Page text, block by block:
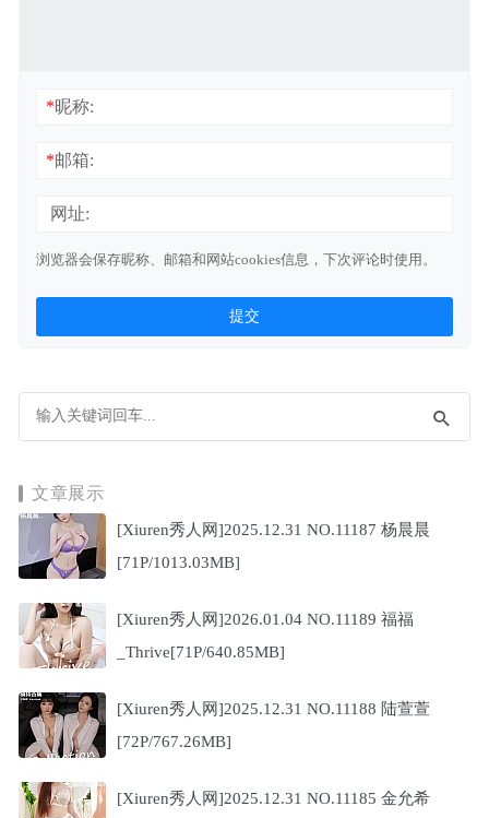
*昵称:
*邮箱:
网址:
浏览器会保存昵称、邮箱和网站cookies信息，下次评论时使用。
文章展示
[Xiuren秀人网]2025.12.31 NO.11187 杨晨晨
[71P/1013.03MB]
[Xiuren秀人网]2026.01.04 NO.11189 福福
_Thrive[71P/640.85MB]
[Xiuren秀人网]2025.12.31 NO.11188 陆萱萱
[72P/767.26MB]
[Xiuren秀人网]2025.12.31 NO.11185 金允希